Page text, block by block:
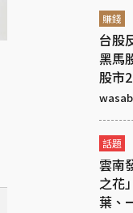
賺錢
台股
黑馬
股市
話題
雲南
之花
葉、